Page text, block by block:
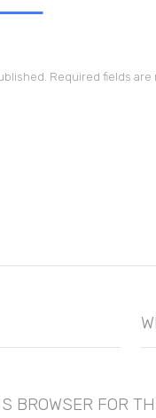
Required fields are
BROWSER FOR